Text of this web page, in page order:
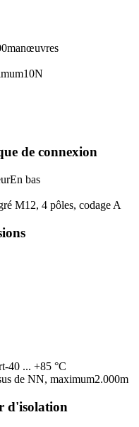
manœuvres
10N
de connexion
En bas
M12, 4 pôles, codage A
-40 ... +85 °C
de NN, maximum2.000m
d'isolation